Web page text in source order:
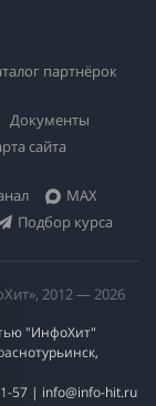
партнёрок
Документы
сайта
MAX
Подбор курса
2012 — 2026
"ИнфоХит"
57 | info@info-hit.ru